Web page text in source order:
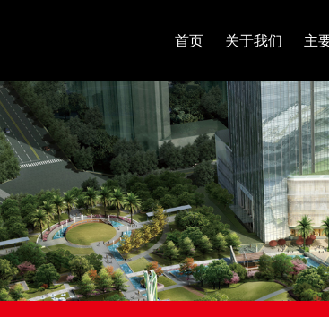
首页 关于我们 主